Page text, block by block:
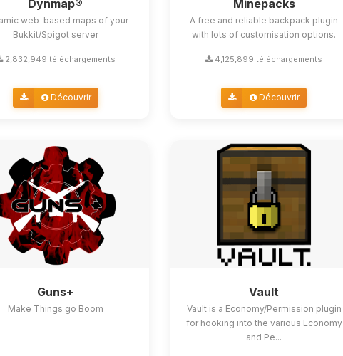
Dynmap®
web-based maps of your
Bukkit/Spigot server
2,832,949 téléchargements
Découvrir
Minepacks
A free and reliable backpack plugin
with lots of customisation options.
4,125,899 téléchargements
Découvrir
Guns+
Make Things go Boom
Vault
Vault is a Economy/Permission plugin
for hooking into the various Economy
and Pe...